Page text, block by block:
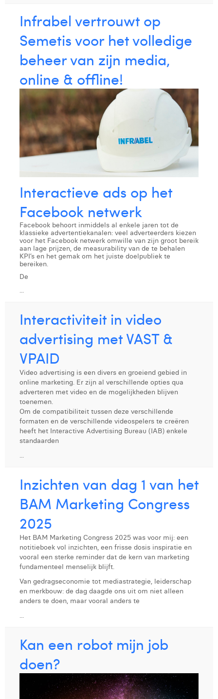
Infrabel vertrouwt op
Semetis voor het volledige
beheer van zijn media,
online & offline!
Interactieve ads op het
Facebook netwerk
Facebook behoort inmiddels al enkele jaren tot de
klassieke advertentiekanalen: veel adverteerders kiezen
voor het Facebook netwerk omwille van zijn groot bereik
aan lage prijzen, de measurability van de te behalen
KPI’s en het gemak om het juiste doelpubliek te
bereiken.
De
Interactiviteit in video
advertising met VAST &
VPAID
Video advertising is een divers en groeiend gebied in
online marketing. Er zijn al verschillende opties qua
adverteren met video en de mogelijkheden blijven
toenemen.
Om de compatibiliteit tussen deze verschillende
formaten en de verschillende videospelers te creëren
heeft het Interactive Advertising Bureau (IAB) enkele
standaarden
Inzichten van dag 1 van het
BAM Marketing Congress
2025
Het BAM Marketing Congress 2025 was voor mij: een
notitieboek vol inzichten, een frisse dosis inspiratie en
vooral een sterke reminder dat de kern van marketing
fundamenteel menselijk blijft.
Van gedrags­economie tot mediastrategie, leiderschap
en merkbouw: de dag daagde ons uit om niet alleen
anders te doen, maar vooral anders te
Kan een robot mijn job
doen?